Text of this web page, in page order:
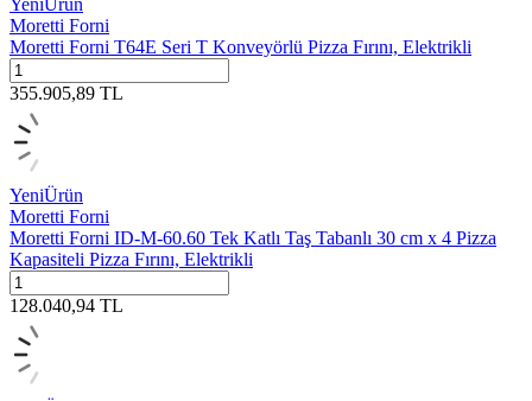
YeniÜrün
Moretti Forni
Moretti Forni T64E Seri T Konveyörlü Pizza Fırını, Elektrikli
355.905,89 TL
YeniÜrün
Moretti Forni
Moretti Forni ID-M-60.60 Tek Katlı Taş Tabanlı 30 cm x 4 Pizza
Kapasiteli Pizza Fırını, Elektrikli
128.040,94 TL